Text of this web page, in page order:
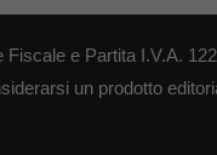
e Partita I.V.A.
un prodotto